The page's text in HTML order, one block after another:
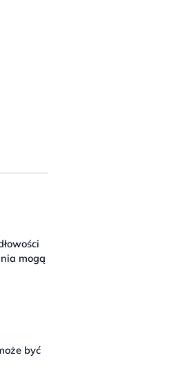
mogą
być